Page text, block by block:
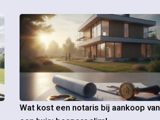
Wat kost een notaris bij aankoop van